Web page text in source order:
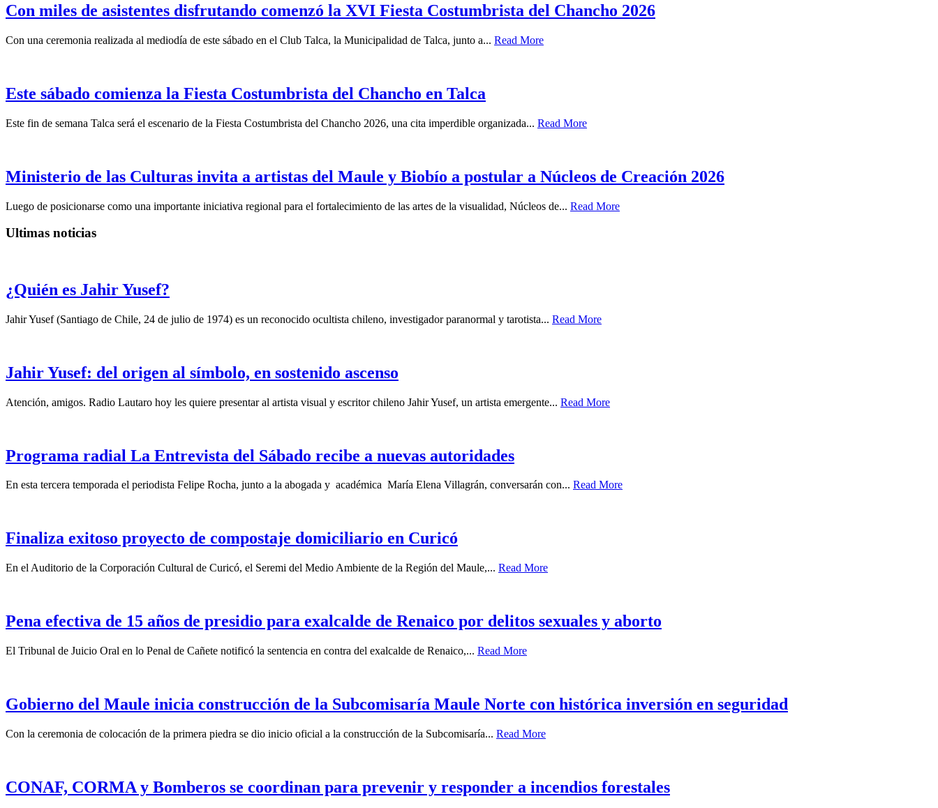
Con miles de asistentes disfrutando comenzó la XVI Fiesta Costumbrista del Chancho 2026
Con una ceremonia realizada al mediodía de este sábado en el Club Talca, la Municipalidad de Talca, junto a... Read More
Este sábado comienza la Fiesta Costumbrista del Chancho en Talca
Este fin de semana Talca será el escenario de la Fiesta Costumbrista del Chancho 2026, una cita imperdible organizada... Read More
Ministerio de las Culturas invita a artistas del Maule y Biobío a postular a Núcleos de Creación 2026
Luego de posicionarse como una importante iniciativa regional para el fortalecimiento de las artes de la visualidad, Núcleos de... Read More
Ultimas noticias
¿Quién es Jahir Yusef?
Jahir Yusef (Santiago de Chile, 24 de julio de 1974) es un reconocido ocultista chileno, investigador paranormal y tarotista... Read More
Jahir Yusef: del origen al símbolo, en sostenido ascenso
Atención, amigos. Radio Lautaro hoy les quiere presentar al artista visual y escritor chileno Jahir Yusef, un artista emergente... Read More
Programa radial La Entrevista del Sábado recibe a nuevas autoridades
En esta tercera temporada el periodista Felipe Rocha, junto a la abogada y académica María Elena Villagrán, conversarán con... Read More
Finaliza exitoso proyecto de compostaje domiciliario en Curicó
En el Auditorio de la Corporación Cultural de Curicó, el Seremi del Medio Ambiente de la Región del Maule,... Read More
Pena efectiva de 15 años de presidio para exalcalde de Renaico por delitos sexuales y aborto
El Tribunal de Juicio Oral en lo Penal de Cañete notificó la sentencia en contra del exalcalde de Renaico,... Read More
Gobierno del Maule inicia construcción de la Subcomisaría Maule Norte con histórica inversión en seguridad
Con la ceremonia de colocación de la primera piedra se dio inicio oficial a la construcción de la Subcomisaría... Read More
CONAF, CORMA y Bomberos se coordinan para prevenir y responder a incendios forestales